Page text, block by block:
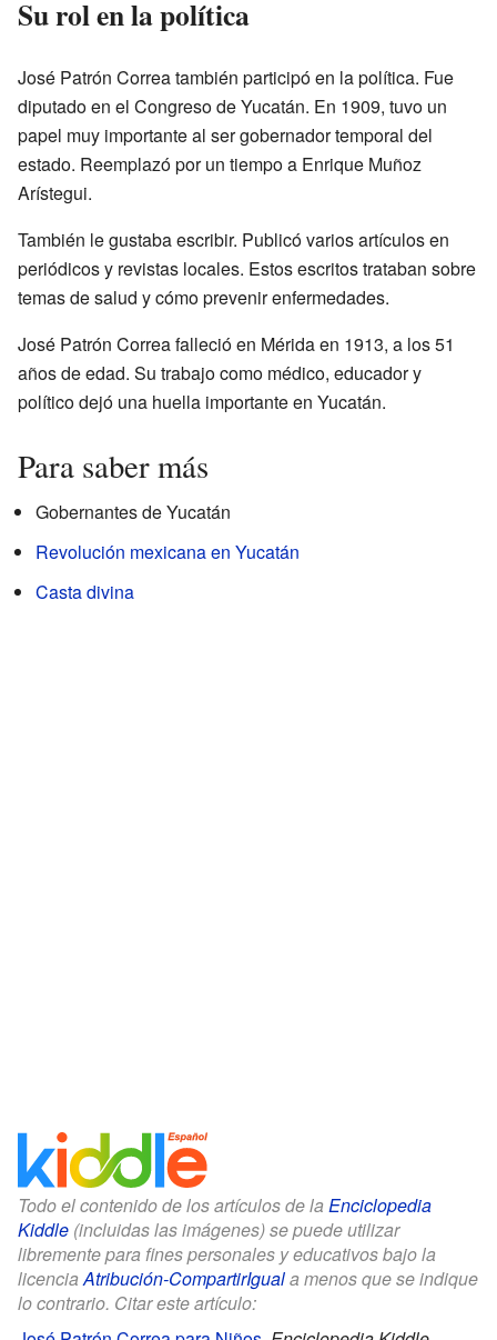
Su rol en la política
José Patrón Correa también participó en la política. Fue
diputado en el Congreso de Yucatán. En 1909, tuvo un
papel muy importante al ser gobernador temporal del
estado. Reemplazó por un tiempo a Enrique Muñoz
Arístegui.
También le gustaba escribir. Publicó varios artículos en
periódicos y revistas locales. Estos escritos trataban sobre
temas de salud y cómo prevenir enfermedades.
José Patrón Correa falleció en Mérida en 1913, a los 51
años de edad. Su trabajo como médico, educador y
político dejó una huella importante en Yucatán.
Para saber más
Gobernantes de Yucatán
Revolución mexicana en Yucatán
Casta divina
Todo el contenido de los artículos de la Enciclopedia
Kiddle (incluidas las imágenes) se puede utilizar
libremente para fines personales y educativos bajo la
licenciaAtribución-CompartirIguala menos que se indique
lo contrario. Citar este artículo: